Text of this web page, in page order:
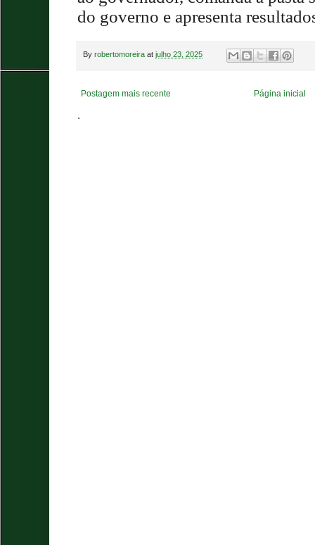
do governo e apresenta
By robertomoreira at julho 23, 2025
Postagem mais recente Página inicial
.